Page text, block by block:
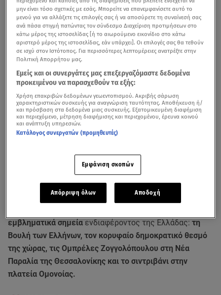
Παγκόσμια Ημέρα Καρδιάς
γιορτάζεται κάθε χρόνο στις
29 Σεπτεμβρίου, ο
Πανελλήνιος Σύνδεσμος Πασχόντων από Καρδιοπάθειες
εμβληματικά σημεία ενδιαφέροντος της Ελλάδας: τη
Βουλή των Ελλήνων, τον κορυφαίο δημοκρατικό θεσμό
της χώρας, τις Ομπρέλες Ζογγολόπουλου στη Νέα
Παραλία της Θεσσαλονίκης και το σιντριβάνι στην
πλατεία Ομονοίας.
μην είναι τόσο σχετικές με εσάς. Μπορείτε να επανεμφανίσετε αυτό το
μενού για να αλλάξετε τις επιλογές σας ή να αποσύρετε τη συναίνεσή σας
ανά πάσα στιγμή πατώντας τον σύνδεσμο Διαχείριση προτιμήσεων στο
κάτω μέρος της ιστοσελίδας [ή το αιωρούμενο εικονίδιο στο κάτω
αριστερό μέρος της ιστοσελίδας, εάν υπάρχει]. Οι επιλογές σας θα τεθούν
σε ισχύ στον Ιστότοπος. Για περισσότερες λεπτομέρειες ανατρέξτε στην
Πολιτική Απορρήτου μας.
Εμείς και οι συνεργάτες μας επεξεργαζόμαστε δεδομένα
προκειμένου να παρασχεθούν τα εξής:
Χρήση επακριβών δεδομένων γεωεντοπισμού. Ακριβής σάρωση
χαρακτηριστικών συσκευής για αναγνώριση ταυτότητας. Αποθήκευση ή/
και πρόσβαση στα δεδομένα μιας συσκευής. Εξατομικευμένη διαφήμιση
και περιεχόμενο, μέτρηση διαφήμισης και περιεχομένου, έρευνα κοινού
και ανάπτυξη υπηρεσιών.
Κατάλογος συνεργατών (προμηθευτές)
Εμφάνιση σκοπών
Απόρριψη όλων Αποδοχή